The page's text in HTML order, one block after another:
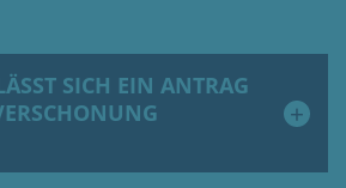
SICH EIN ANTRAG